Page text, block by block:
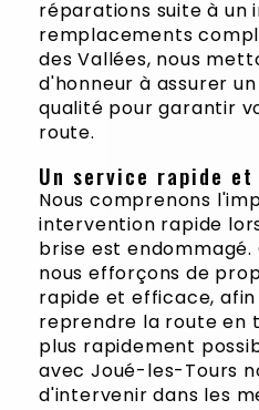
réparations suite à un
remplacements
des Vallées, nous
d'honneur à assurer
qualité pour garantir
route.
Un service rapide
Nous comprenons
intervention rapide
brise est endommagé.
nous efforçons de
rapide et efficace, afin
reprendre la route en
plus rapidement
avec Joué-les-Tours
d'intervenir dans les